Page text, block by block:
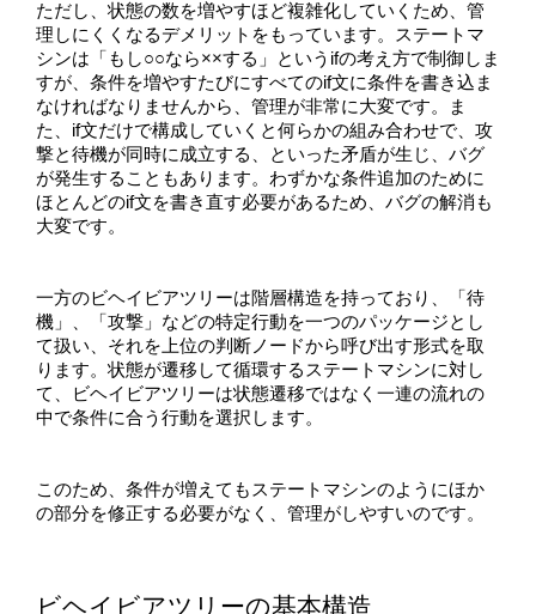
ただし、状態の数を増やすほど複雑化していくため、管
理しにくくなるデメリットをもっています。ステートマ
シンは「もし○○なら××する」というifの考え方で制御しま
すが、条件を増やすたびにすべてのif文に条件を書き込ま
なければなりませんから、管理が非常に大変です。ま
た、if文だけで構成していくと何らかの組み合わせで、攻
撃と待機が同時に成立する、といった矛盾が生じ、バグ
が発生することもあります。わずかな条件追加のために
ほとんどのif文を書き直す必要があるため、バグの解消も
大変です。
一方のビヘイビアツリーは階層構造を持っており、「待
機」、「攻撃」などの特定行動を一つのパッケージとし
て扱い、それを上位の判断ノードから呼び出す形式を取
ります。状態が遷移して循環するステートマシンに対し
て、ビヘイビアツリーは状態遷移ではなく一連の流れの
中で条件に合う行動を選択します。
このため、条件が増えてもステートマシンのようにほか
の部分を修正する必要がなく、管理がしやすいのです。
ビヘイビアツリーの基本構造